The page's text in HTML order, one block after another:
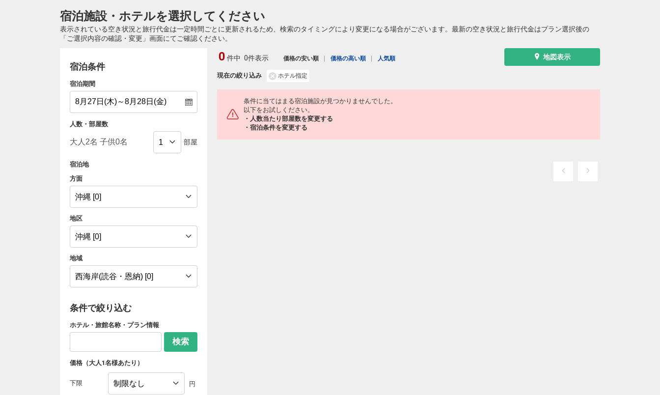
宿泊施設・ホテルを選択してください
表示されている空き状況と旅行代金は一定時間ごとに更新されるため、検索のタイミングにより変更になる場合がございます。最新の空き状況と旅行代金はプラン選択後の
「ご選択内容の確認・変更」画面にてご確認ください。
宿泊条件
宿泊期間
人数・部屋数
部屋
宿泊地
方面
地区
地域
条件で絞り込む
ホテル・旅館名称・プラン情報
検索
価格（大人1名様あたり）
下限 円
地図表示
現在の絞り込み ホテル指定
0 件中 0件表示 価格の安い順 価格の高い順 人気順
条件に当てはまる宿泊施設が見つかりませんでした。
以下をお試しください。
・人数当たり部屋数を変更する
・宿泊条件を変更する